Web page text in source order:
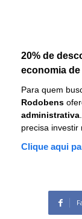
20% de
economia de
Para quem
Rodobens
administrativa
precisa investir
Clique aqui